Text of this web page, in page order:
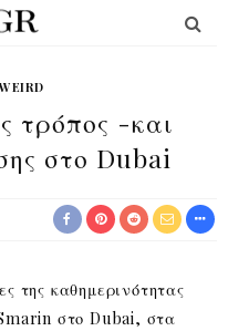
τρόπος -και
στο Dubai
της καθημερινότητας
στο Dubai, στα